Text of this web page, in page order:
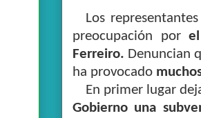
Los
preocupación por
Ferreiro. Denuncian
ha provocado
En primer lugar
Gobierno una